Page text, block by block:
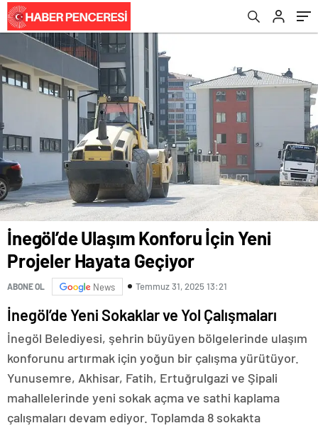
İnegöl’de Ulaşım Konforu İçin Yeni
Projeler Hayata Geçiyor
ABONE OL News Temmuz 31, 2025 13:21
İnegöl’de Yeni Sokaklar ve Yol Çalışmaları
İnegöl Belediyesi, şehrin büyüyen bölgelerinde ulaşım
konforunu artırmak için yoğun bir çalışma yürütüyor.
Yunusemre, Akhisar, Fatih, Ertuğrulgazi ve Şipali
mahallelerinde yeni sokak açma ve sathi kaplama
çalışmaları devam ediyor. Toplamda 8 sokakta